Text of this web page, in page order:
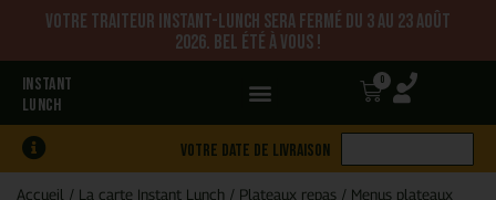
Votre traiteur Instant-Lunch sera fermé du 3 au 23 août
2026. Bel été à vous !
INSTANT
LUNCH
0
Votre date de livraison
Accueil / La carte Instant Lunch / Plateaux repas / Menus plateaux